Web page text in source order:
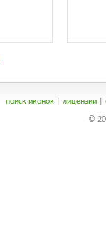
поиск иконок| лицензии|
©